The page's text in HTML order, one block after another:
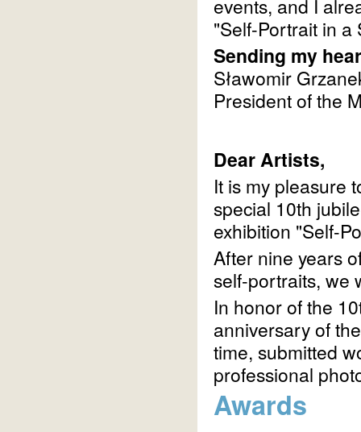
events, and I
"Self-Portrait in a
Sending my
Sławomir
President of the
Dear Artists,
It is my pleasure
special 10th
exhibition "Self-
After nine years
self-portraits, we
In honor of the
anniversary of
time, submitted
professional
Awards